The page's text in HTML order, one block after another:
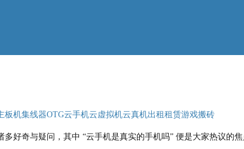
板机集线器OTG云手机云虚拟机云真机出租租赁游戏搬砖
好奇与疑问，其中 “云手机是真实的手机吗” 便是大家热议的